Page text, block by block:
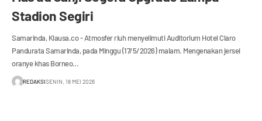
Stadion Segiri
Samarinda, Klausa.co - Atmosfer riuh menyelimuti Auditorium Hotel Claro
Pandurata Samarinda, pada Minggu (17/5/2026) malam. Mengenakan jersei
oranye khas Borneo…
REDAKSISENIN, 18 MEI 2026